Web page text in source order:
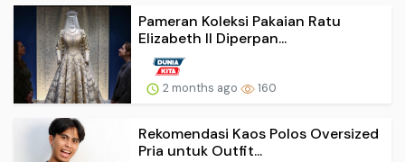
Pameran Koleksi Pakaian Ratu
Elizabeth II Diperpan...
2 months ago 160
Rekomendasi Kaos Polos Oversized
Pria untuk Outfit...